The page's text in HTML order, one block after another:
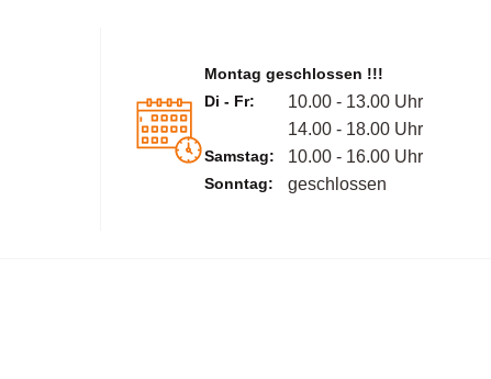
Montag geschlossen !!!
Di - Fr:
10.00 - 13.00 Uhr
14.00 - 18.00 Uhr
Samstag: 10.00 - 16.00 Uhr
Sonntag: geschlossen